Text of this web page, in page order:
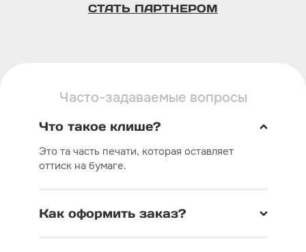
СТАТЬ ПАРТНЕРОМ
Часто-задаваемые вопросы
Что такое клише?
Это та часть печати, которая оставляет
оттиск на бумаге.
Как оформить заказ?